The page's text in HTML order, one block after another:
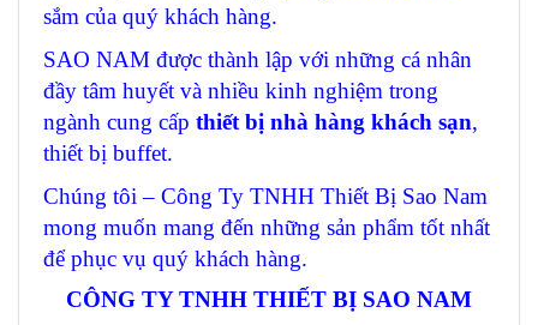
sắm của quý khách hàng.
SAO NAM được thành lập với những cá nhân
đầy tâm huyết và nhiều kinh nghiệm trong
ngành cung cấp thiết bị nhà hàng khách sạn,
thiết bị buffet.
Chúng tôi – Công Ty TNHH Thiết Bị Sao Nam
mong muốn mang đến những sản phẩm tốt nhất
để phục vụ quý khách hàng.
CÔNG TY TNHH THIẾT BỊ SAO NAM